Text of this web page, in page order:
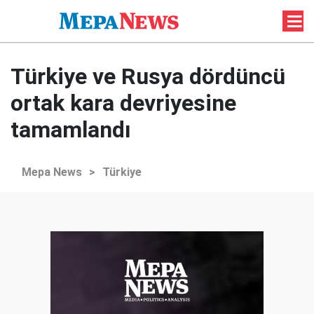
Türkiye ve Rusya dördüncü
ortak kara devriyesine
tamamlandı
Mepa News > Türkiye